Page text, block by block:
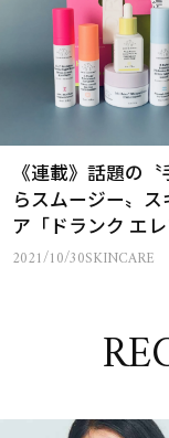
《連載》話題の
らスムージー〟ス
ア「ドランク エ
ト」をお試し！〈
2021/10/30SKINCARE